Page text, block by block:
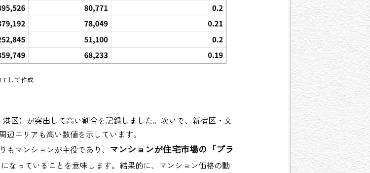
して作成
区）が突出して高い割合を記録しました。次いで、新宿区・文
エリアも高い数値を示しています。
マンションが主役であり、 マンションが住宅市場の「プラ
になっていることを意味します。結果的に、マンション価格の動